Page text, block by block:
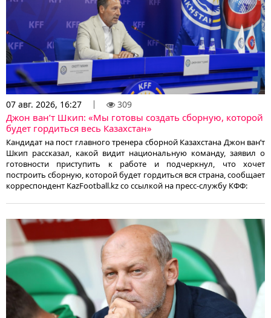
07 авг. 2026, 16:27 309
Джон ван’т Шкип: «Мы готовы создать сборную, которой
будет гордиться весь Казахстан»
Кандидат на пост главного тренера сборной Казахстана Джон ван’т
Шкип рассказал, какой видит национальную команду, заявил о
готовности приступить к работе и подчеркнул, что хочет
построить сборную, которой будет гордиться вся страна, сообщает
корреспондент KazFootball.kz со ссылкой на пресс-службу КФФ: